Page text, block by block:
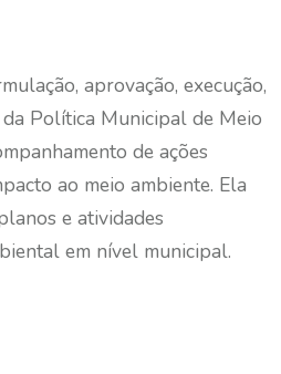
aprovação, execução,
Política Municipal de Meio
de ações
ao meio ambiente. Ela
e atividades
em nível municipal.